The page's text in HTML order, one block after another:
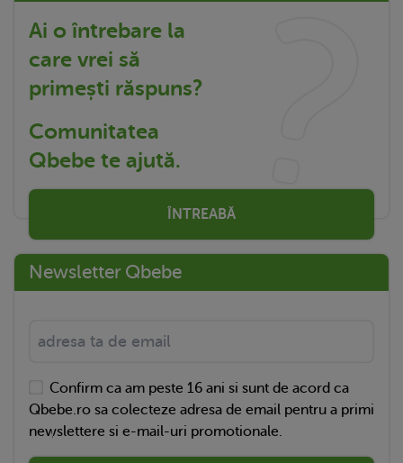
Ai o întrebare la
care vrei să
primești răspuns?
Comunitatea
Qbebe te ajută.
ÎNTREABĂ
Newsletter Qbebe
Confirm ca am peste 16 ani si sunt de acord ca
Qbebe.ro sa colecteze adresa de email pentru a primi
newslettere si e-mail-uri promotionale.